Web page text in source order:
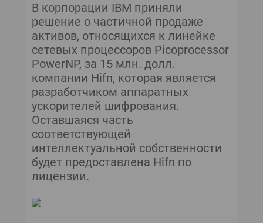
ТЕКУЩИЙ НОМЕР
В корпорации IBM приняли
решение о частичной продаже
активов, относящихся к линейке
сетевых процессоров Picoprocessor
PowerNP, за 15 млн. долл.
компании Hifn, которая является
разработчиком аппаратных
ускорителей шифрования.
Оставшаяся часть
соответствующей
интеллектуальной собственности
будет предоставлена Hifn по
лицензии.